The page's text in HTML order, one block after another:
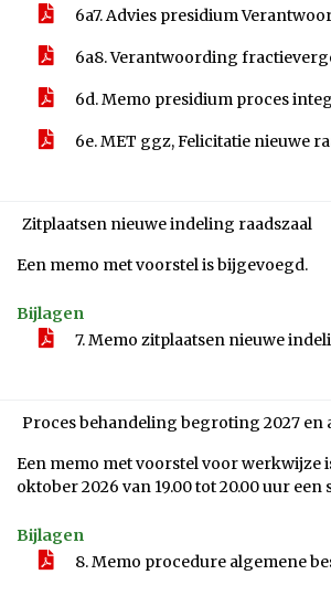
6a7. Advies presidium
6a8. Verantwoording
6d. Memo presidium proces
6e. MET ggz, Felicitatie nieuwe
Zitplaatsen nieuwe indeling raadszaal
Een memo met voorstel is bijgevoegd.
Bijlagen
7. Memo zitplaatsen nieuwe
Proces behandeling begroting 2027
Een memo met voorstel voor werkwijze
oktober 2026 van 19.00 tot 20.00 uur
Bijlagen
8. Memo procedure algemene